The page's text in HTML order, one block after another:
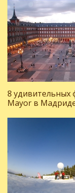
8 удивительных
Mayor в